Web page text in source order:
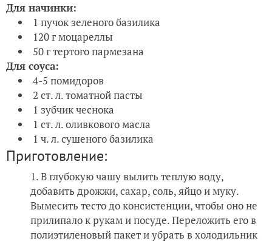
Для начинки:
1 пучок зеленого базилика
120 г моцареллы
50 г тертого пармезана
Для соуса:
4-5 помидоров
2 ст. л. томатной пасты
1 зубчик чеснока
1 ст. л. оливкового масла
1 ч. л. сушеного базилика
Приготовление:
В глубокую чашу вылить теплую воду,
добавить дрожжи, сахар, соль, яйцо и муку.
Вымесить тесто до консистенции, чтобы оно не
прилипало к рукам и посуде. Переложить его в
полиэтиленовый пакет и убрать в холодильник